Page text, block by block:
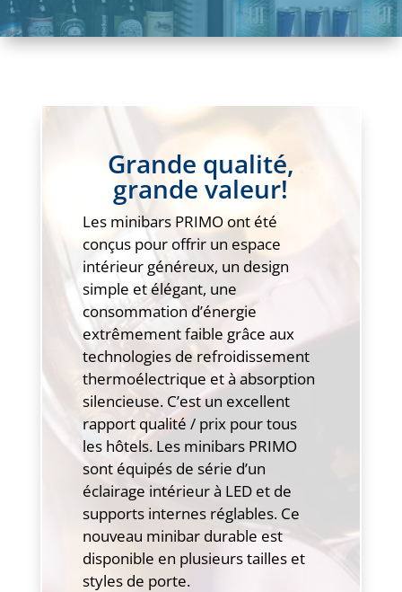
Grande qualité,
grande valeur!
Les minibars PRIMO ont été
conçus pour offrir un espace
intérieur généreux, un design
simple et élégant, une
consommation d’énergie
extrêmement faible grâce aux
technologies de refroidissement
thermoélectrique et à absorption
silencieuse. C’est un excellent
rapport qualité / prix pour tous
les hôtels. Les minibars PRIMO
sont équipés de série d’un
éclairage intérieur à LED et de
supports internes réglables. Ce
nouveau minibar durable est
disponible en plusieurs tailles et
styles de porte.